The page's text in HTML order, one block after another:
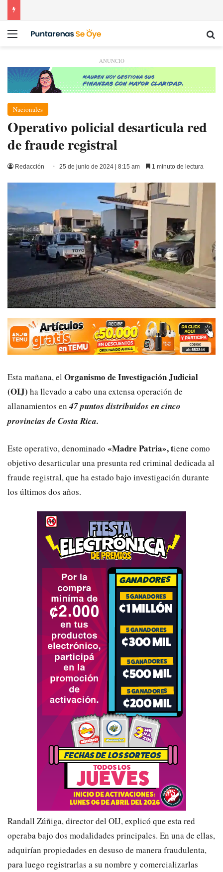
Menú
ANUNCIO
Nacionales
Operativo policial desarticula red
de fraude registral
Redacción 25 de junio de 2024 | 8:15 am 1 minuto de lectura
Esta mañana, el Organismo de Investigación Judicial
(OIJ) ha llevado a cabo una extensa operación de
allanamientos en47 puntos distribuidos en cinco
provincias de Costa Rica.
Este operativo, denominado «Madre Patria», tiene como
objetivo desarticular una presunta red criminal dedicada al
fraude registral, que ha estado bajo investigación durante
los últimos dos años.
Randall Zúñiga, director del OIJ, explicó que esta red
operaba bajo dos modalidades principales. En una de ellas,
adquirían propiedades en desuso de manera fraudulenta,
para luego registrarlas a su nombre y comercializarlas